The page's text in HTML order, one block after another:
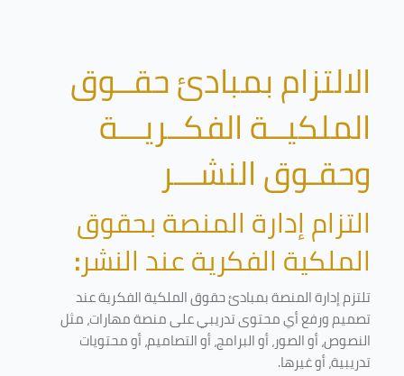
الالتزام بمبادئ حقــوق
الملكيــة الفكــريـــة
وحقـوق النشـــر
التزام إدارة المنصة بحقوق
الملكية الفكرية عند النشر:
تلتزم إدارة المنصة بمبادئ حقوق الملكية الفكرية عند
تصميم ورفع أي محتوى تدريبي على منصة مهارات، مثل
النصوص، أو الصور، أو البرامج، أو التصاميم، أو محتويات
تدريبية، أو غيرها.